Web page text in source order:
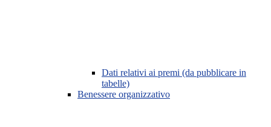
Dati relativi ai premi (da pubblicare in
tabelle)
Benessere organizzativo